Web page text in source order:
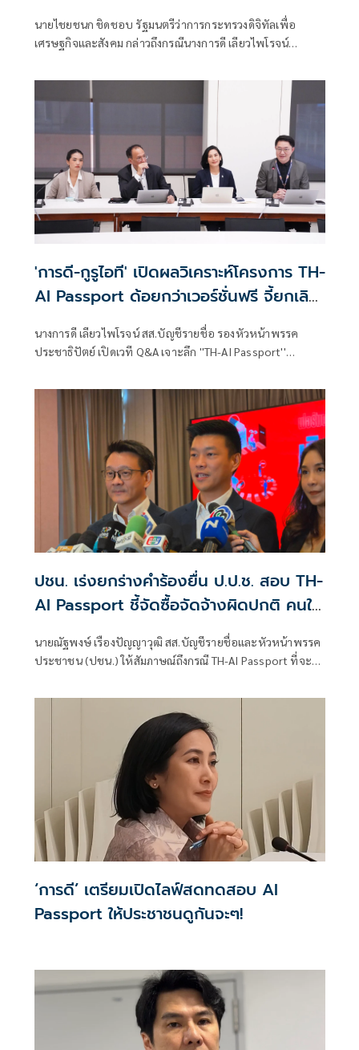
นายไชยชนก ชิดชอบ รัฐมนตรีว่าการกระทรวงดิจิทัลเพื่อ
เศรษฐกิจและสังคม กล่าวถึงกรณีนางการดี เลียวไพโรจน์
TH-AI Passport หากไม่ดำเนินการ จะใช้กลไกรัฐสภา ตรวจ
สอบขั้นสูงสุด
'การดี-กูรูไอที' เปิดผลวิเคราะห์โครงการ TH-
AI Passport ด้อยกว่าเวอร์ชั่นฟรี จี้ยกเลิก
นางการดี เลียวไพโรจน์ สส.บัญชีรายชื่อ รองหัวหน้าพรรค
ประชาธิปัตย์ เปิดเวที Q&A เจาะลึก ''TH-AI Passport''
ผู้เชี่ยวชาญ พร้อมวิเคราะห์คุณสมบัติและการทำงาน AI ใน
โครงการ TH AI-Passport
ปชน. เร่งยกร่างคำร้องยื่น ป.ป.ช. สอบ TH-
AI Passport ชี้จัดซื้อจัดจ้างผิดปกติ คนใน
รัฐบาลมีผลประโยชน์ทับซ้อน
นายณัฐพงษ์ เรืองปัญญาวุฒิ สส.บัญชีรายชื่อและหัวหน้าพรรค
ประชาชน (ปชน.) ให้สัมภาษณ์ถึงกรณี TH-AI Passport ที่จะมี
ชาติ (ป.ป.ช.) ว่า ตามหลักกฎหมาย ป.ป.ช.สามารถทำงานเชิง
ลึกตรวจสอบได้ โดยไม่ต้องมีใครไปร้อง ส่วนคำร้องของพรรค
ประชาชนอยู่ระหว่างการยกร่างคำร้อง
‘การดี’ เตรียมเปิดไลฟ์สดทดสอบ AI
Passport ให้ประชาชนดูกันจะๆ!